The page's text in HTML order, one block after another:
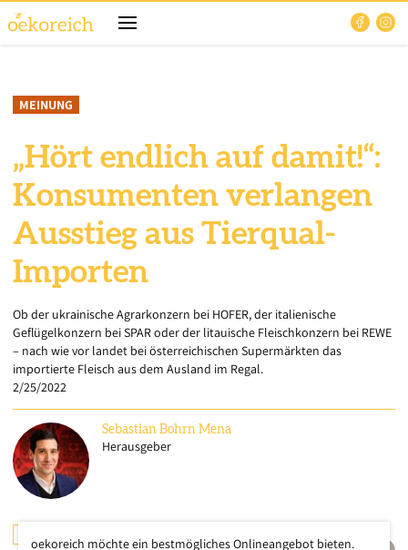
MEINUNG
„Hört endlich auf damit!“:
Konsumenten verlangen
Ausstieg aus Tierqual-
Importen
Ob der ukrainische Agrarkonzern bei HOFER, der italienische
Geflügelkonzern bei SPAR oder der litauische Fleischkonzern bei REWE
– nach wie vor landet bei österreichischen Supermärkten das
importierte Fleisch aus dem Ausland im Regal.
2/25/2022
Sebastian Bohrn Mena
Herausgeber
oekoreich möchte ein bestmögliches Onlineangebot bieten.